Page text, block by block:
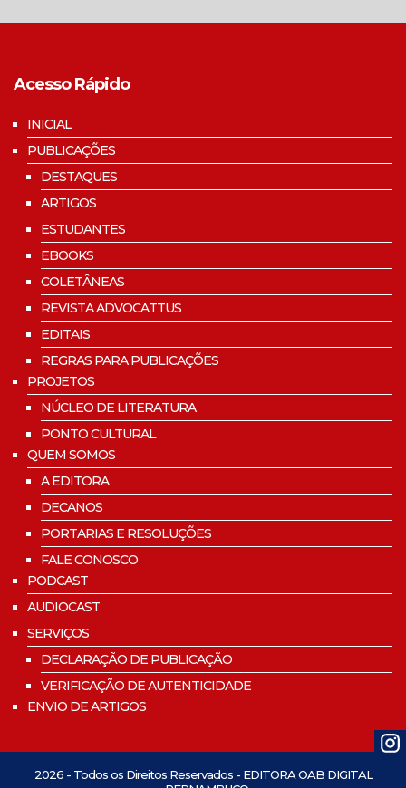
Acesso Rápido
INICIAL
PUBLICAÇÕES
DESTAQUES
ARTIGOS
ESTUDANTES
EBOOKS
COLETÂNEAS
REVISTA ADVOCATTUS
EDITAIS
REGRAS PARA PUBLICAÇÕES
PROJETOS
NÚCLEO DE LITERATURA
PONTO CULTURAL
QUEM SOMOS
A EDITORA
DECANOS
PORTARIAS E RESOLUÇÕES
FALE CONOSCO
PODCAST
AUDIOCAST
SERVIÇOS
DECLARAÇÃO DE PUBLICAÇÃO
VERIFICAÇÃO DE AUTENTICIDADE
ENVIO DE ARTIGOS
2026 - Todos os Direitos Reservados - EDITORA OAB DIGITAL